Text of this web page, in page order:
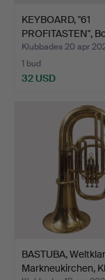
KEYBOARD, "61
PROFITASTEN",
Mode…
Klubbades 20 apr
1 bud
32 USD
BASTUBA,
Markneukirchen,